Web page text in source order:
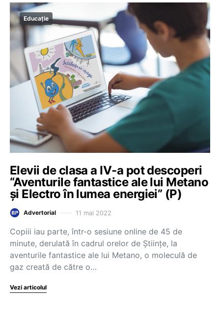
Educație
Elevii de clasa a IV-a pot descoperi
“Aventurile fantastice ale lui Metano
și Electro în lumea energiei” (P)
Advertorial 11 mai 2022
Copiii iau parte, într-o sesiune online de 45 de
minute, derulată în cadrul orelor de Științe, la
aventurile fantastice ale lui Metano, o moleculă de
gaz creată de către o…
Vezi articolul